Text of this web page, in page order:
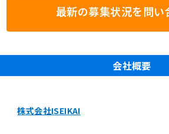
最新の募集状況を問い
会社概要
株式会社ISEIKAI